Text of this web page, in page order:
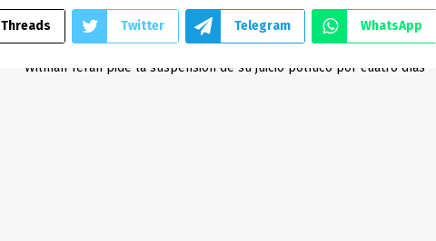
Threads Twitter Telegram WhatsApp